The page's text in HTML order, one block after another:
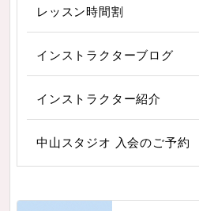
レッスン時間割
インストラクターブログ
インストラクター紹介
中山スタジオ 入会のご予約